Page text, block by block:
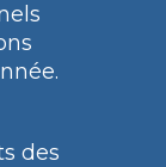
des